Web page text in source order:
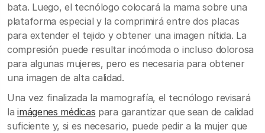
bata. Luego, el tecnólogo colocará la mama sobre una
plataforma especial y la comprimirá entre dos placas
para extender el tejido y obtener una imagen nítida. La
compresión puede resultar incómoda o incluso dolorosa
para algunas mujeres, pero es necesaria para obtener
una imagen de alta calidad.
Una vez finalizada la mamografía, el tecnólogo revisará
laimágenes médicas para garantizar que sean de calidad
suficiente y, si es necesario, puede pedir a la mujer que